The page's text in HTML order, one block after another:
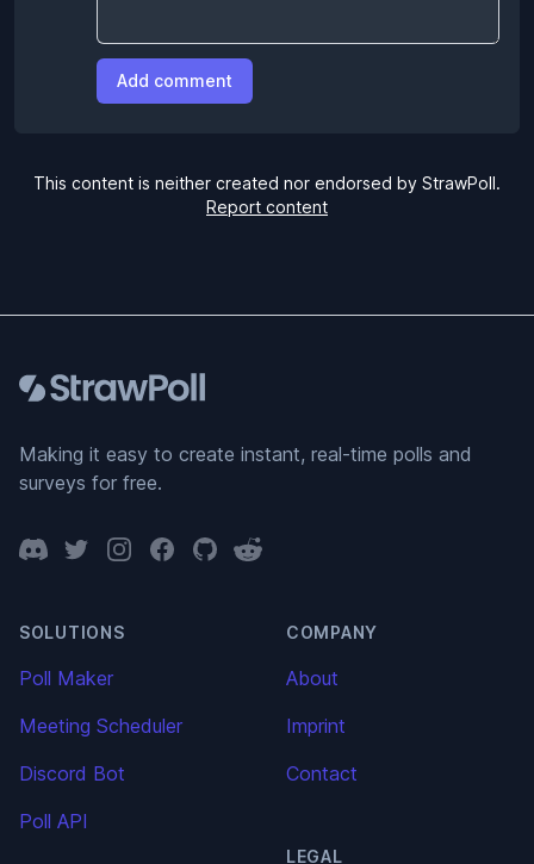
Add comment
This content is neither created nor endorsed by StrawPoll.
Report content
Making it easy to create instant, real-time polls and
surveys for free.
DiscordTwitterInstagramFacebook
GitHubReddit
SOLUTIONS
Poll Maker
Meeting Scheduler
Discord Bot
Poll API
COMPANY
About
Imprint
Contact
LEGAL